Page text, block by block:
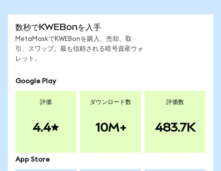
数秒でKWEBonを入手
MetaMaskでKWEBonを購入、売却、取
引、スワップ。最も信頼される暗号資産ウォ
レット。
Google Play
評価
4.4
ダウンロード数
10M+
評価数
483.7K
App Store